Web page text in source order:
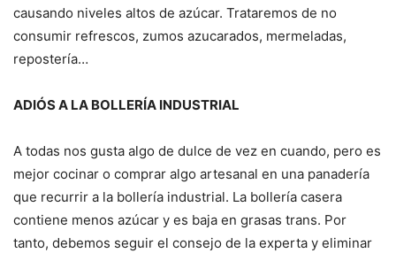
causando niveles altos de azúcar. Trataremos de no
consumir refrescos, zumos azucarados, mermeladas,
repostería…
ADIÓS A LA BOLLERÍA INDUSTRIAL
A todas nos gusta algo de dulce de vez en cuando, pero es
mejor cocinar o comprar algo artesanal en una panadería
que recurrir a la bollería industrial. La bollería casera
contiene menos azúcar y es baja en grasas trans. Por
tanto, debemos seguir el consejo de la experta y eliminar